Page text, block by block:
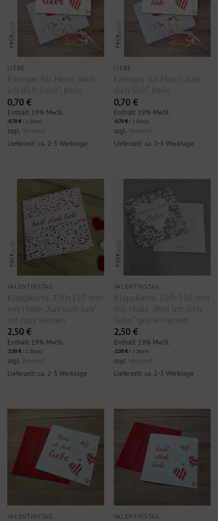
LIEBE
Einleger für Merci „Weil
ich dich liebe“, klein
0,70 €
Enthält 19% MwSt.
(0,70€/ 1 Stück)
zzgl. Versand
Lieferzeit: ca. 2-3 Werktage
LIEBE
Einleger für Merci „hab‘
dich lieb“, klein
0,70 €
Enthält 19% MwSt.
(0,70€/ 1 Stück)
zzgl. Versand
Lieferzeit: ca. 2-3 Werktage
VALENTINSTAG
Klappkarte, 150×150 mm
mit Hülle „hab’dich lieb“
rot-rosa Herzen
2,50 €
Enthält 19% MwSt.
(2,50€/ 1 Stück)
zzgl. Versand
Lieferzeit: ca. 2-3 Werktage
VALENTINSTAG
Klappkarte, 150×150 mm
mit Hülle „Weil ich dich
liebe“ grüne Herzen
2,50 €
Enthält 19% MwSt.
(2,50€/ 1 Stück)
zzgl. Versand
Lieferzeit: ca. 2-3 Werktage
VALENTINSTAG VALENTINSTAG